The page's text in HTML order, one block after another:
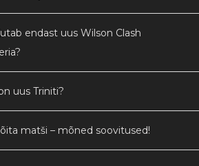
endast uus Wilson Clash
uus Triniti?
matši – mõned soovitused!